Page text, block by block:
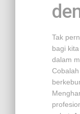
Tak
bagi
dalam